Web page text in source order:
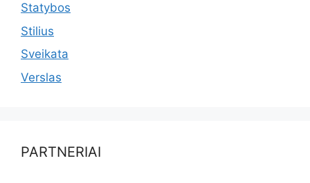
Statybos
Stilius
Sveikata
Verslas
PARTNERIAI